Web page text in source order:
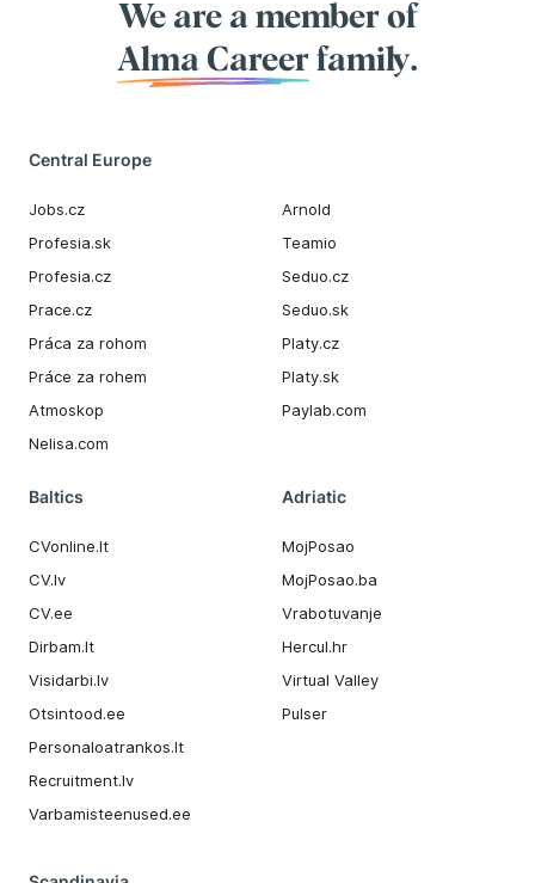
We are a member of
Alma Career family.
Central Europe
Jobs.cz
Profesia.sk
Profesia.cz
Prace.cz
Práca za rohom
Práce za rohem
Atmoskop
Nelisa.com
Arnold
Teamio
Seduo.cz
Seduo.sk
Platy.cz
Platy.sk
Paylab.com
Baltics
CVonline.lt
CV.lv
CV.ee
Dirbam.It
Visidarbi.lv
Otsintood.ee
Personaloatrankos.lt
Recruitment.lv
Varbamisteenused.ee
Adriatic
MojPosao
MojPosao.ba
Vrabotuvanje
Hercul.hr
Virtual Valley
Pulser